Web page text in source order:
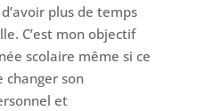
plus de temps
C’est mon objectif
scolaire même si ce
changer son
et